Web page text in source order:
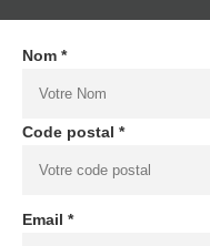
Nom *
Code postal *
Email *